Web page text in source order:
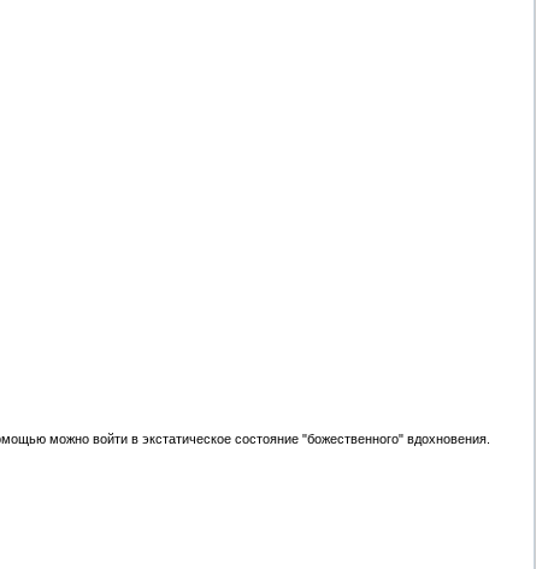
можно войти в экстатическое состояние "божественного" вдохновения.